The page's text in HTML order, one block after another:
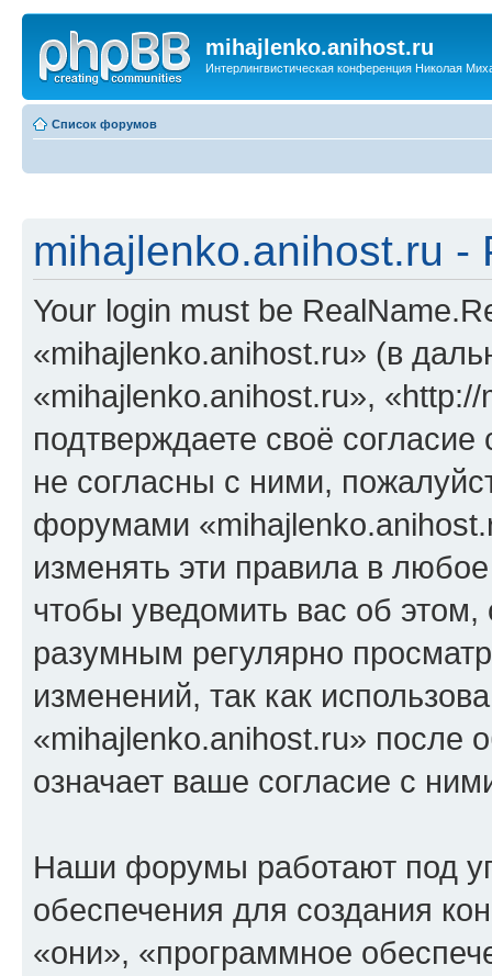
mihajlenko.anihost.ru
Интерлингвистическая конференция Николая
Список форумов
mihajlenko.anihost.ru -
Your login must be
«mihajlenko.anihost.ru» (в
«mihajlenko.anihost.ru»,
подтверждаете своё
не согласны с ними,
форумами
изменять эти правила в
чтобы уведомить вас об
разумным регулярно
изменений, так как
«mihajlenko.anihost.ru» после
означает ваше согласие с
Наши форумы работают под
обеспечения для создания
«они», «программное